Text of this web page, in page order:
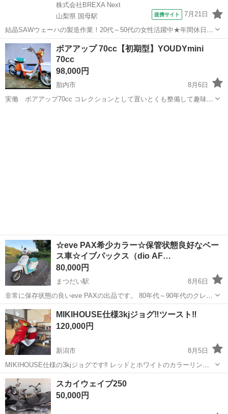
株式会社BREXA Next
山梨県 国母駅
提携サイト 7月21日
結晶SAWウェーハの製造作業！20代～50代の女性活躍中★年間休日
120日＆土日祝休み！クリーンルーム内でのお仕事！日払い制度利用可
◎正社員登用制度あり！マイカー通勤可！《山梨県中巨摩郡昭和町》
人気の工場のお仕事 ◇結晶...
山梨 国母駅 その他
ボアアップ 70cc【初期型】YOUDYmini
70cc
98,000円
胎内市
8月6日
実働 ボアアップ70cc コレクションとして置いとくも整備して趣味乗
☆eve PAX希少カラー☆保管状態良好なベー
ス車☆イブパックス（dio AF…
80,000円
まつだい駅
8月6日
非常に保存状態の良いeve PAXの出品です。 80年代～90年代のクレー
ジュタクトを彷彿させる希少なカラーです♪ 使用頻度も少ない点や保
管状態も良好な一台になりますので 是非見に来て乗って決めてくださ
い！！ 状態 ...
新潟 十日町市 まつだい駅 eve
MIKIHOUSE仕様3kjジョグ‼️ツースト‼️
120,000円
新潟市
8月5日
MIKIHOUSE仕様の3kjジョグです‼️ レッドとホワイトのカラーリング
の塗り分けが施された特徴的なバイクです 今は希少のツーストエンジ
ンです ジャンケンミラーがついており、遊び心もあるバイクになって
おります 現車...
新潟 新潟市 スズキ ジョグ
スカイウェイブ250
50,000円